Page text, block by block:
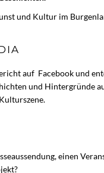
und Kultur im
auf Facebookund
und Hintergründe
einen